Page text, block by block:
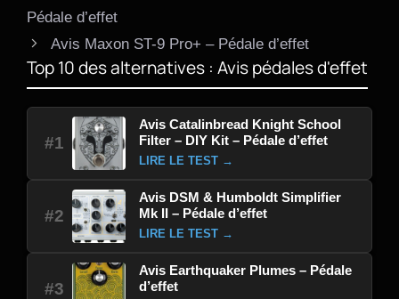
Pédale d’effet
Avis Maxon ST-9 Pro+ – Pédale d’effet
Top 10 des alternatives : Avis pédales d'effet
#1
Avis Catalinbread Knight School
Filter – DIY Kit – Pédale d’effet
LIRE LE TEST →
#2
Avis DSM & Humboldt Simplifier
Mk II – Pédale d’effet
LIRE LE TEST →
#3
Avis Earthquaker Plumes – Pédale
d’effet